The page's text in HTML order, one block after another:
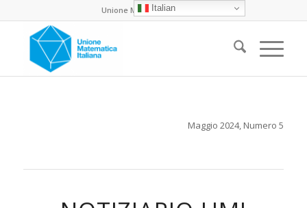
Unione Matematica Italiana
Maggio 2024, Numero 5
Italian